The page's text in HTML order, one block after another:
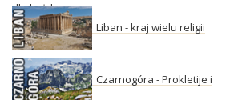
dla każdego
Liban - kraj wielu religii
Czarnogóra - Prokletije i